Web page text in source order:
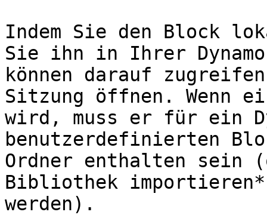
Indem Sie den Block
Sie ihn in Ihrer
können darauf
Sitzung öffnen. Wenn
wird, muss er für ein
benutzerdefinierten
Ordner enthalten sein
Bibliothek
werden).